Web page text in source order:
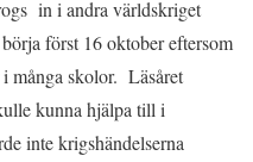
in i andra världskriget
först 16 oktober eftersom
många skolor. Läsåret
kunna hjälpa till i
inte krigshändelserna